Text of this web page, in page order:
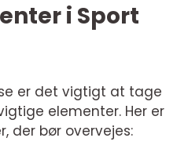
i Sport
er det vigtigt at tage
elementer. Her er
der bør overvejes: